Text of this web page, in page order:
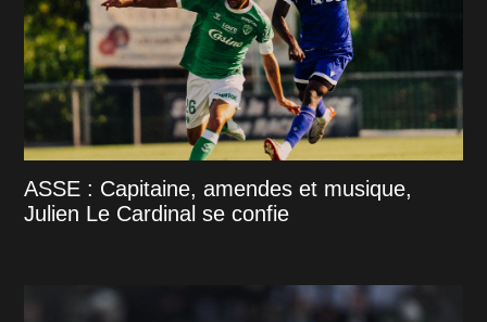
ASSE : Capitaine, amendes et musique,
Julien Le Cardinal se confie